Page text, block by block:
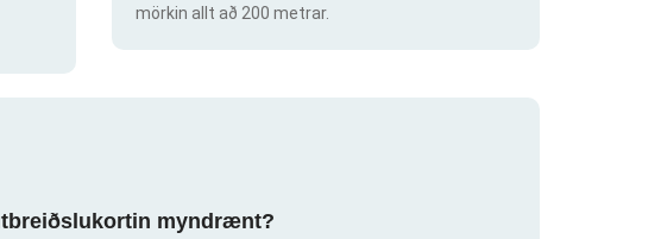
mörkin allt að 200 metrar.
myndrænt?